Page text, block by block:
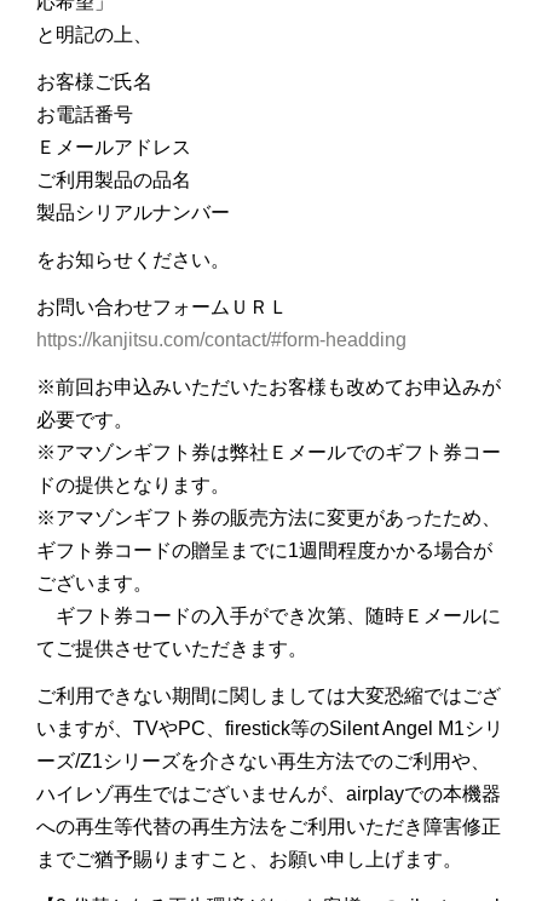
と明記の上、
お客様ご氏名
お電話番号
Ｅメールアドレス
ご利用製品の品名
製品シリアルナンバー
をお知らせください。
お問い合わせフォームＵＲＬ
https://kanjitsu.com/contact/#form-headding
※前回お申込みいただいたお客様も改めてお申込みが
必要です。
※アマゾンギフト券は弊社Ｅメールでのギフト券コー
ドの提供となります。
※アマゾンギフト券の販売方法に変更があったため、
ギフト券コードの贈呈までに1週間程度かかる場合が
ございます。
ギフト券コードの入手ができ次第、随時Ｅメールに
てご提供させていただきます。
ご利用できない期間に関しましては大変恐縮ではござ
いますが、TVやPC、firestick等のSilent Angel M1シリ
ーズ/Z1シリーズを介さない再生方法でのご利用や、
ハイレゾ再生ではございませんが、airplayでの本機器
への再生等代替の再生方法をご利用いただき障害修正
までご猶予賜りますこと、お願い申し上げます。